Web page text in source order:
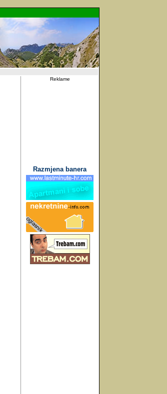
Reklame
Razmjena banera